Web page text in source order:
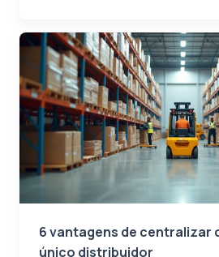
6 vantagens de centralizar
único distribuidor